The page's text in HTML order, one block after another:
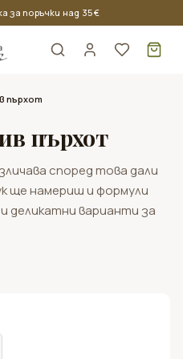
за поръчки над 35 €
пърхот
пърхот
според това дали
ще намериш и формули
деликатни варианти за